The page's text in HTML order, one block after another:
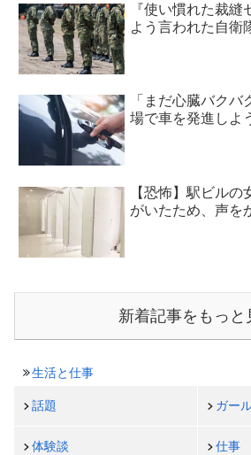
『使い慣れた裁
よう言われた自衛
「まだ心臓バク
場で車を発進しよ
【恐怖】駅ビル
がいたため、声を
新着記事をもっと
生活と仕事
話題 ガー
体験談 仕事